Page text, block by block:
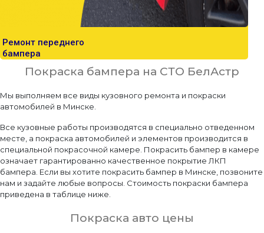
Ремонт переднего
бампера
Покраска бампера на СТО БелАстр
Мы выполняем все виды кузовного ремонта и покраски
автомобилей в Минске.
Все кузовные работы производятся в специально отведенном
месте, а покраска автомобилей и элементов производится в
специальной покрасочной камере. Покрасить бампер в камере
означает гарантированно качественное покрытие ЛКП
бампера. Если вы хотите покрасить бампер в Минске, позвоните
нам и задайте любые вопросы. Стоимость покраски бампера
приведена в таблице ниже.
Покраска авто цены